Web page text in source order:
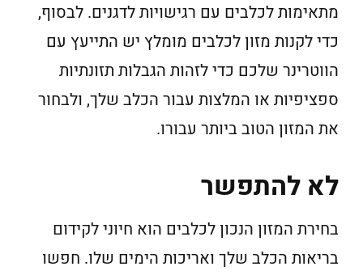
מתאימות לכלבים עם רגישויות לדגנים. לבסוף,
כדי לקנות מזון לכלבים מומלץ יש התייעץ עם
הווטרינר שלכם כדי לזהות הגבלות תזונתיות
ספציפיות או המלצות עבור הכלב שלך, ולבחור
את המזון הטוב ביותר עבורו.
לא להתפשר
בחירת המזון הנכון לכלבים הוא חיוני לקידום
בריאות הכלב שלך ואריכות הימים שלו. חפשו